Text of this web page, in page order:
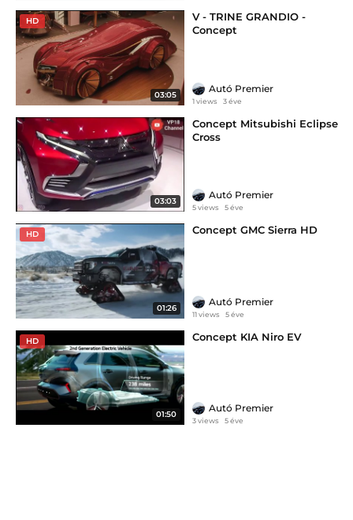
HD
03:05
V - TRINE GRANDIO -
Concept
Autó Premier
1 views 3 éve
03:03
Concept Mitsubishi Eclipse
Cross
Autó Premier
5 views 5 éve
HD
01:26
Concept GMC Sierra HD
Autó Premier
11 views 5 éve
HD
01:50
Concept KIA Niro EV
Autó Premier
3 views 5 éve